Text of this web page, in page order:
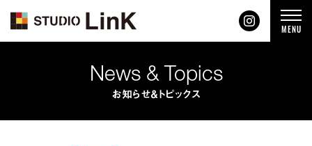
t
o
g
MENU
News & Topics
お知らせ＆トピックス